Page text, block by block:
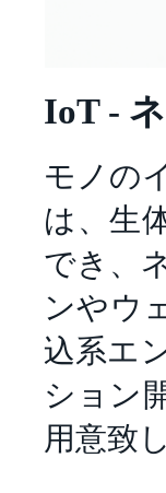
IoT -
モノの
は、生
でき、
ンやウ
込系エ
ション
用意致